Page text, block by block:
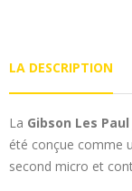
LA DESCRIPTION
La Gibson Les
été conçue comme
second micro et